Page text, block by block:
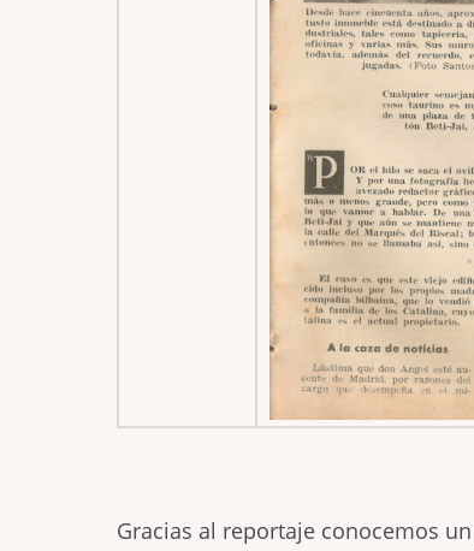
Gracias al reportaje conocemos